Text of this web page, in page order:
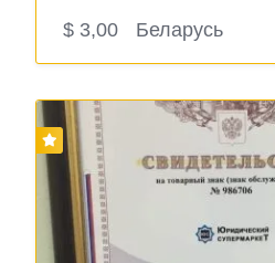
$ 3,00 Беларусь